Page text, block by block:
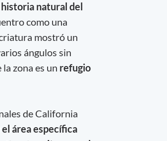
natural del
como una
mostró un
ángulos sin
zona es un refugio
de California
área específica